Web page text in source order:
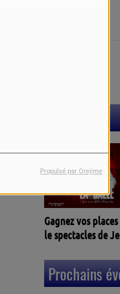
Propulsé par Orejime
Gagnez vos
le spectacles de
(33)
Prochains